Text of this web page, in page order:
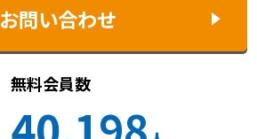
お問い合わせ
無料会員数